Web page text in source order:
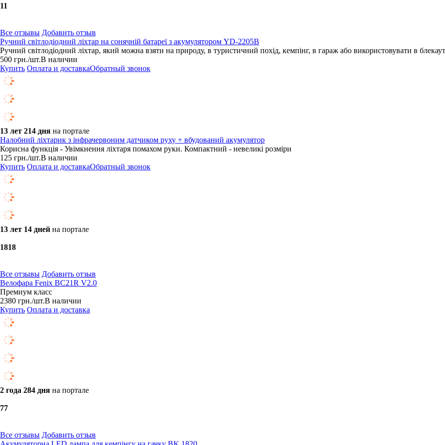
11
Все отзывы Добавить отзыв
Ручний світлодіодний ліхтар на сонячній батареї з акумулятором YD-2205B
Ручний світлодіодний ліхтар, який можна взяти на природу, в туристичний похід, кемпінг, в гараж або використовувати в
500 грн./шт.В наличии
Купить Оплата и доставкаОбратный звонок
13 лет 214 дня на портале
Налобний ліхтарик з інфрачервоним датчиком руху + вбудований акумулятор
Корисна функція - Увімкнення ліхтаря помахом руки. Компактний - невеликі розміри
125 грн./шт.В наличии
Купить Оплата и доставкаОбратный звонок
13 лет 14 дней на портале
1818
Все отзывы Добавить отзыв
Велофара Fenix BC21R V2.0
Премиум класс
2380 грн./шт.В наличии
Купить Оплата и доставка
2 года 284 дня на портале
77
Все отзывы Добавить отзыв